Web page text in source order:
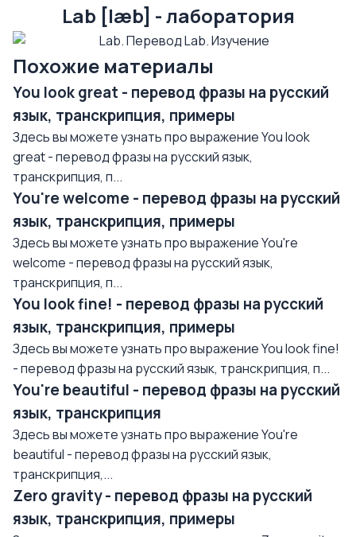
Lab [læb] - лаборатория
Похожие материалы
You look great - перевод фразы на русский
язык, транскрипция, примеры
Здесь вы можете узнать про выражение You look
great - перевод фразы на русский язык,
транскрипция, п...
You're welcome - перевод фразы на русский
язык, транскрипция, примеры
Здесь вы можете узнать про выражение You're
welcome - перевод фразы на русский язык,
транскрипция, п...
You look fine! - перевод фразы на русский
язык, транскрипция, примеры
Здесь вы можете узнать про выражение You look fine!
- перевод фразы на русский язык, транскрипция, п...
You're beautiful - перевод фразы на русский
язык, транскрипция
Здесь вы можете узнать про выражение You're
beautiful - перевод фразы на русский язык,
транскрипция,...
Zero gravity - перевод фразы на русский
язык, транскрипция, примеры